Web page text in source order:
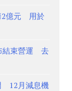
2億元 用於
結束營運 去
12月減息機